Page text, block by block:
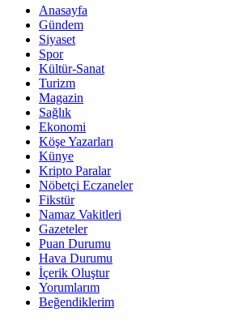
Anasayfa
Gündem
Siyaset
Spor
Kültür-Sanat
Turizm
Magazin
Sağlık
Ekonomi
Köşe Yazarları
Künye
Kripto Paralar
Nöbetçi Eczaneler
Fikstür
Namaz Vakitleri
Gazeteler
Puan Durumu
Hava Durumu
İçerik Oluştur
Yorumlarım
Beğendiklerim